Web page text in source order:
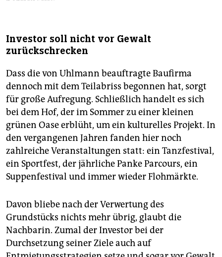
Investor soll nicht vor Gewalt
zurückschrecken
Dass die von Uhlmann beauftragte Baufirma
dennoch mit dem Teilabriss begonnen hat, sorgt
für große Aufregung. Schließlich handelt es sich
bei dem Hof, der im Sommer zu einer kleinen
grünen Oase erblüht, um ein kulturelles Projekt. In
den vergangenen Jahren fanden hier noch
zahlreiche Veranstaltungen statt: ein Tanzfestival,
ein Sportfest, der jährliche Panke Parcours, ein
Suppenfestival und immer wieder Flohmärkte.
Davon bliebe nach der Verwertung des
Grundstücks nichts mehr übrig, glaubt die
Nachbarin. Zumal der Investor bei der
Durchsetzung seiner Ziele auch auf